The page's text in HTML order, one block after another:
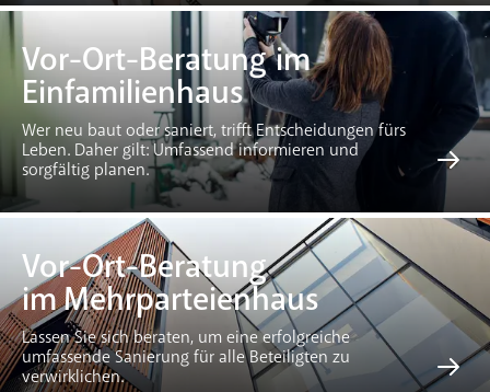
Vor-Ort-Beratung im
Einfamilienhaus
Wer neu baut oder saniert, trifft Entscheidungen fürs
Leben. Daher gilt: Umfassend informieren und
sorgfältig planen.
Vor-Ort-Beratung
im Mehrparteienhaus
Lassen Sie sich beraten, um eine erfolgreiche
umfassende Sanierung für alle Beteiligten zu
verwirklichen.